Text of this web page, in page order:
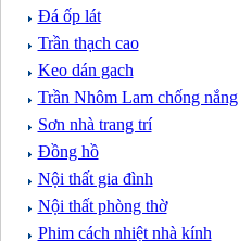
Đá ốp lát
Trần thạch cao
Keo dán gach
Trần Nhôm Lam chống nắng
Sơn nhà trang trí
Đồng hồ
Nội thất gia đình
Nội thất phòng thờ
Phim cách nhiệt nhà kính